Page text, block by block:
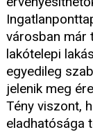
városban már
lakótelepi
egyedileg
jelenik meg
Tény viszont,
eladhatósága